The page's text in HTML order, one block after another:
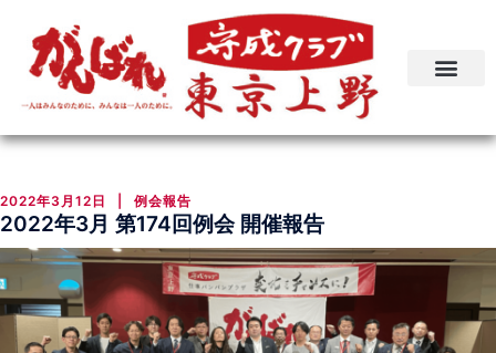
2022年3月12日 例会報告
2022年3月 第174回例会 開催報告